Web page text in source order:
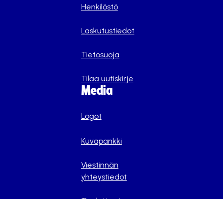
Henkilöstö
Laskutustiedot
Tietosuoja
Tilaa uutiskirje
Media
Logot
Kuvapankki
Viestinnän
yhteystiedot